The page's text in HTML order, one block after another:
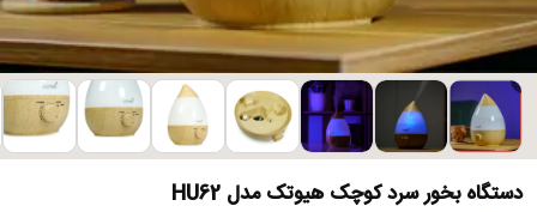
►
دستگاه بخور سرد کوچک هیوتک مدل HU62